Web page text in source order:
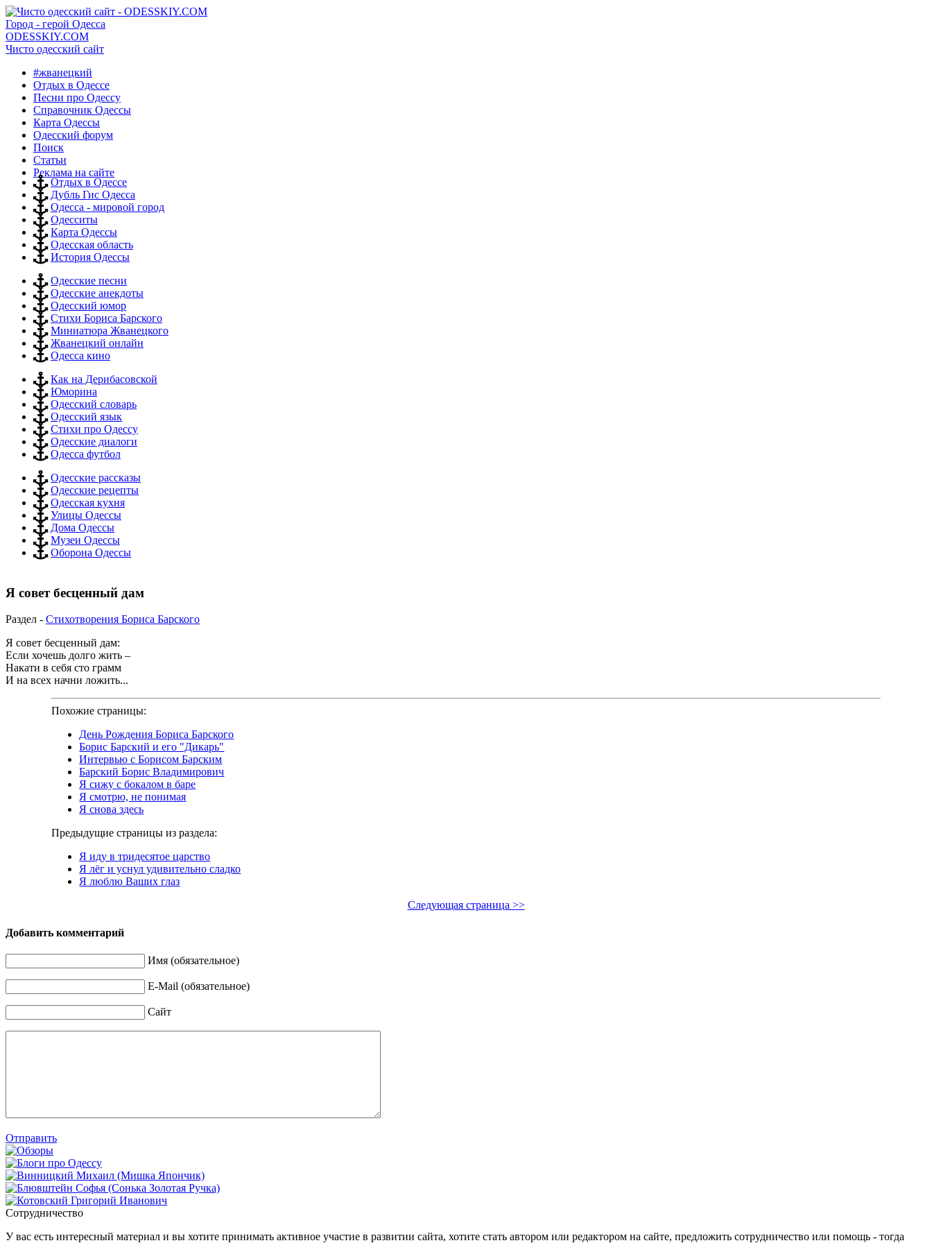
Город - герой Одесса
ODESSKIY.COM
Чисто одесский сайт
#жванецкий
Отдых в Одессе
Песни про Одессу
Справочник Одессы
Карта Одессы
Одесский форум
Поиск
Статьи
Реклама на сайте
Отдых в Одессе
Дубль Гис Одесса
Одесса - мировой город
Одесситы
Карта Одессы
Одесская область
История Одессы
Одесские песни
Одесские анекдоты
Одесский юмор
Стихи Бориса Барского
Миниатюра Жванецкого
Жванецкий онлайн
Одесса кино
Как на Дерибасовской
Юморина
Одесский словарь
Одесский язык
Стихи про Одессу
Одесские диалоги
Одесса футбол
Одесские рассказы
Одесские рецепты
Одесская кухня
Улицы Одессы
Дома Одессы
Музеи Одессы
Оборона Одессы
Я совет бесценный дам
Раздел - Стихотворения Бориса Барского
Я совет бесценный дам:
Если хочешь долго жить –
Накати в себя сто грамм
И на всех начни ложить...
Похожие страницы:
День Рождения Бориса Барского
Борис Барский и его "Дикарь"
Интервью с Борисом Барским
Барский Борис Владимирович
Я сижу с бокалом в баре
Я смотрю, не понимая
Я снова здесь
Предыдущие страницы из раздела:
Я иду в тридесятое царство
Я лёг и уснул удивительно сладко
Я люблю Ваших глаз
Следующая страница >>
Добавить комментарий
Имя (обязательное)
E-Mail (обязательное)
Сайт
Отправить
Сотрудничество
У вас есть интересный материал и вы хотите принимать активное участие в развитии сайта, хотите стать автором или редактором на сайте, предложить сотрудничество или помощь - тогда